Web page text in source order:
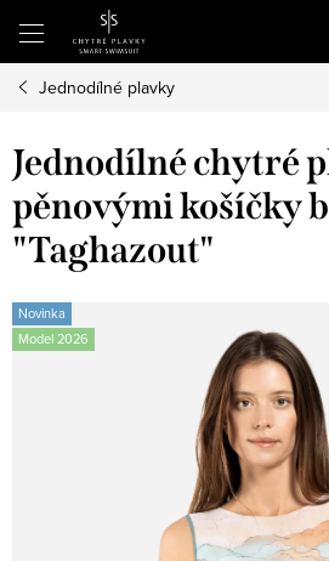
obsah
Jednodílné plavky
Jednodílné chytré
pěnovými košíčky
"Taghazout"
Novinka
Model 2026